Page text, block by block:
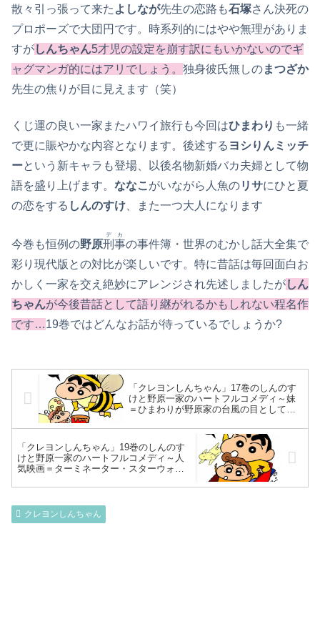
散々引っ張って来た よしなが先生の恋路も石塚さん決死の
プロポーズで大団円です。時系列的にはやや無理がありま
すがしんちゃん5才児の設定を崩す訳にもいかないのでギ
ャグマンガ的にはアリでしょう。 独身彼氏無しのまつざか
先生の焦りが目に見えます（笑）
くじ運の良い一家またハワイ旅行も今回はひまわり も一緒
で更に賑やかな内容となります。後述する ヨシりんミッチ
ーという新キャラも登場、以後名物新婚バカ夫婦として物
語を盛り上げます。 ななこ がいながら人魚のリサにひと夏
の恋をする しんのすけ 、また一つ大人になります
今巻も恒例の野原刑事
デカ
の事件簿・世界のむかし話大全集で
彩り現代版との対比が楽しいです。特に昔話は毎回面白お
かしく一家を交え絶妙にアレンジされ先述しましたがしん
ちゃんが今後昔話として語り継がれるかもしれない程名作
です…19巻ではどんなお話が待っているでしょうか?
「クレヨンしんちゃん」17巻のしんのす
けと野原一家のハートフルコメディ～妹
＝ひまわりが野原家の台風の目としてし
もおとぎの世界・「ぶりぶりざえもんの
冒険」収録で彩る～
「クレヨンしんちゃん」19巻のしんのす
けと野原一家のハートフルコメディ～人
気映画＝ターミネーター・スターウォー
の〆切に追われる韓国旅行の顛末とは⁉～
クレヨンしんちゃん